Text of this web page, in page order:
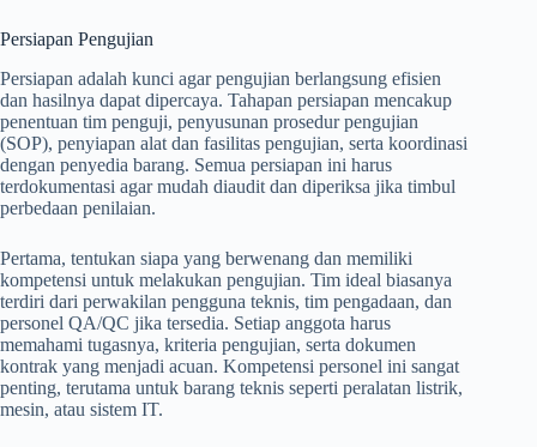
Persiapan Pengujian
Persiapan adalah kunci agar pengujian berlangsung efisien
dan hasilnya dapat dipercaya. Tahapan persiapan mencakup
penentuan tim penguji, penyusunan prosedur pengujian
(SOP), penyiapan alat dan fasilitas pengujian, serta koordinasi
dengan penyedia barang. Semua persiapan ini harus
terdokumentasi agar mudah diaudit dan diperiksa jika timbul
perbedaan penilaian.
Pertama, tentukan siapa yang berwenang dan memiliki
kompetensi untuk melakukan pengujian. Tim ideal biasanya
terdiri dari perwakilan pengguna teknis, tim pengadaan, dan
personel QA/QC jika tersedia. Setiap anggota harus
memahami tugasnya, kriteria pengujian, serta dokumen
kontrak yang menjadi acuan. Kompetensi personel ini sangat
penting, terutama untuk barang teknis seperti peralatan listrik,
mesin, atau sistem IT.